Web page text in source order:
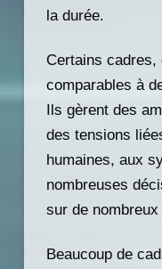
la durée.
Certains cadres,
comparables à
Ils gèrent des
des tensions
humaines, aux
nombreuses
sur de
Beaucoup de